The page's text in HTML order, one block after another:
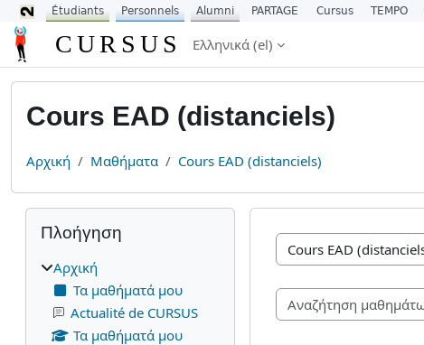
Μετάβαση στο κεντρικό περιεχόμενο
CURSUS Ελληνικά ‎(el)‎
Cours EAD (distanciels)
Αρχική Μαθήματα Cours EAD (distanciels)
Κατηγορίες μαθημάτων
Μπλοκ
Παράλειψη Πλοήγηση
Πλοήγηση
Αρχική
Τα μαθήματά μου
Actualité de CURSUS
Τα μαθήματά μου
Étudiants Personnels Alumni PARTAGE Cursus TEMPO